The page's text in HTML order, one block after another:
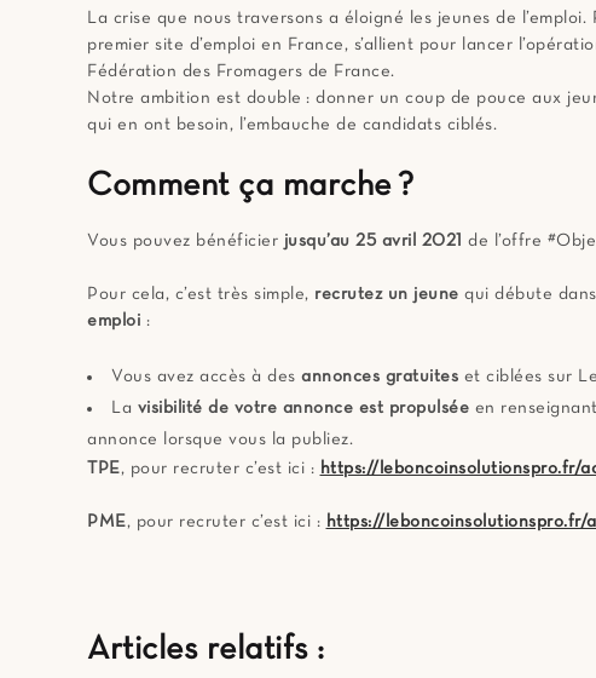
La crise que nous traversons a éloigné les jeunes de
premier site d’emploi en France, s’allient pour lancer
Fédération des Fromagers de France.
Notre ambition est double : donner un coup de pouce aux
qui en ont besoin, l’embauche de candidats ciblés.
Comment ça marche ?
Vous pouvez bénéficier jusqu’au 25 avril 2021 de l’offre
Pour cela, c’est très simple, recrutez un jeune qui débute
emploi :
Vous avez accès à des annonces gratuites et ciblées sur
La visibilité de votre annonce est propulsée en
annonce lorsque vous la publiez.
TPE, pour recruter c’est ici : https://leboncoinsolutionspro.fr/
PME, pour recruter c’est ici : https://
Articles relatifs :